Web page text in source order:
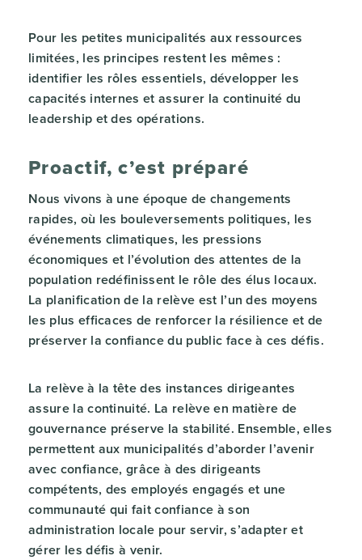
Pour les petites municipalités aux ressources
limitées, les principes restent les mêmes :
identifier les rôles essentiels, développer les
capacités internes et assurer la continuité du
leadership et des opérations.
Proactif, c’est préparé
Nous vivons à une époque de changements
rapides, où les bouleversements politiques, les
événements climatiques, les pressions
économiques et l’évolution des attentes de la
population redéfinissent le rôle des élus locaux.
La planification de la relève est l’un des moyens
les plus efficaces de renforcer la résilience et de
préserver la confiance du public face à ces défis.
La relève à la tête des instances dirigeantes
assure la continuité. La relève en matière de
gouvernance préserve la stabilité. Ensemble, elles
permettent aux municipalités d’aborder l’avenir
avec confiance, grâce à des dirigeants
compétents, des employés engagés et une
communauté qui fait confiance à son
administration locale pour servir, s’adapter et
gérer les défis à venir.